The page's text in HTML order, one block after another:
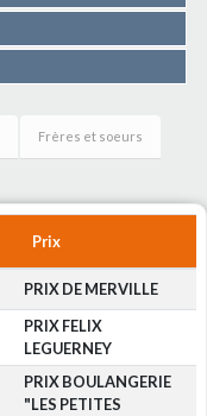
Frères et soeurs
Prix
PRIX DE MERVILLE
PRIX FELIX
LEGUERNEY
PRIX BOULANGERIE
"LES PETITES